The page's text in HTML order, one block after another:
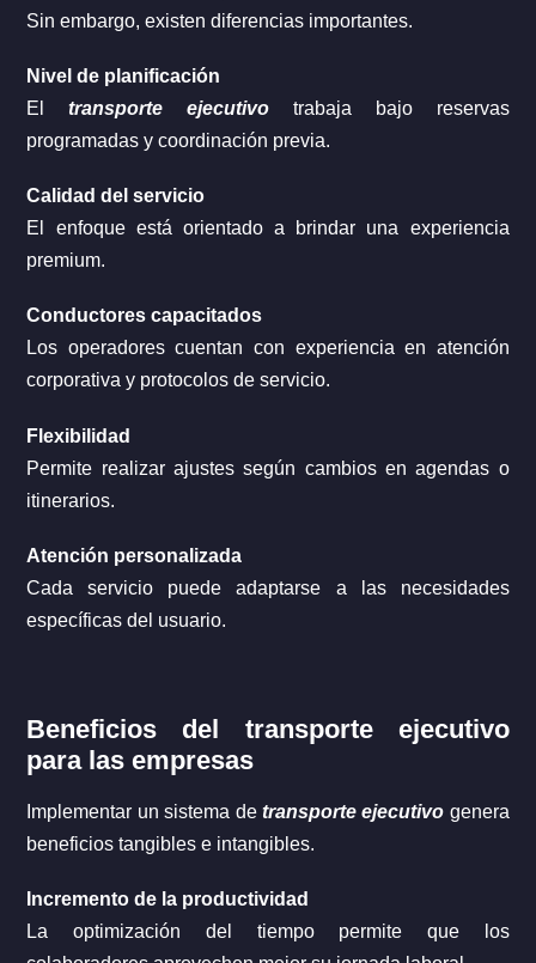
Sin embargo, existen diferencias importantes.
Nivel de planificación
Eltransporte ejecutivo trabaja bajo reservas
programadas y coordinación previa.
Calidad del servicio
El enfoque está orientado a brindar una experiencia
premium.
Conductores capacitados
Los operadores cuentan con experiencia en atención
corporativa y protocolos de servicio.
Flexibilidad
Permite realizar ajustes según cambios en agendas o
itinerarios.
Atención personalizada
Cada servicio puede adaptarse a las necesidades
específicas del usuario.
Beneficios del transporte ejecutivo
para las empresas
Implementar un sistema de transporte ejecutivo genera
beneficios tangibles e intangibles.
Incremento de la productividad
La optimización del tiempo permite que los